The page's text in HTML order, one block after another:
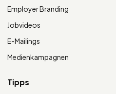
Employer Branding
Jobvideos
E-Mailings
Medienkampagnen
Tipps